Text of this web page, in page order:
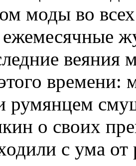
моды во
веяния
времени:
румянцем
о своих
с ума